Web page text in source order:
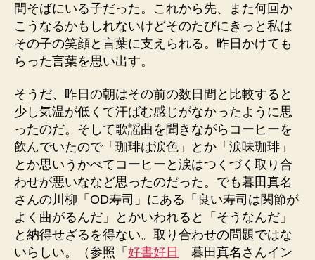
間そばにいる子だった。これから先、また何回か
こうなるかもしれないけどそのたびにきっと私は
その子の笑顔と言葉に支えられる。昨日かけても
らった言葉を思い出す。
そうだ、昨日の朝はその前の数日間と比較すると
少し気温が低くて汗ばむ感じがなかったように思
ったのだ。そして歌謡曲を聞きながらコーヒーを
飲んでいたので「珈琲は涙色」とか「涙味珈琲」
とか思いうかべてコーヒーと涙はつくづく取り合
わせが悪いななど思ったのだった。でも暮田真名
さんの川柳「OD寿司」にある「良い寿司は関節が
よく曲がるんだ」とかいわれると「そうなんだ」
と納得せざるを得ない。取り合わせの問題ではな
いらしい。（参照「 好書好日
暮田真名さんイン